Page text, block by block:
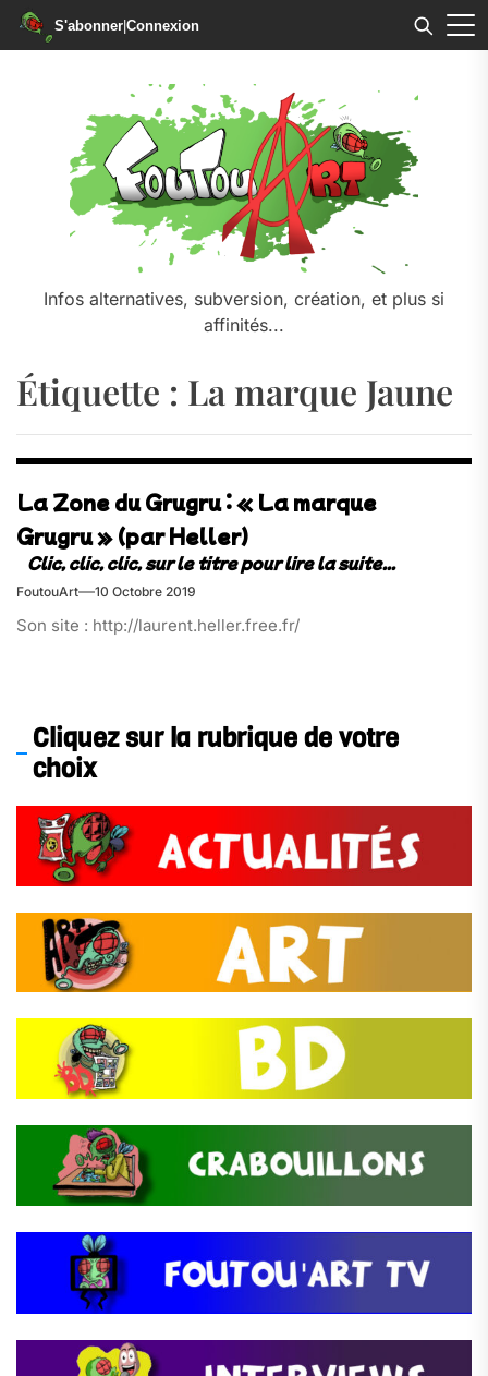
S'abonner|Connexion
Infos alternatives, subversion, création, et plus si
affinités...
Étiquette : La marque Jaune
La Zone du Grugru : « La marque
Grugru » (par Heller)
FoutouArt 10 Octobre 2019
Son site : http://laurent.heller.free.fr/
Cliquez sur la rubrique de votre
choix